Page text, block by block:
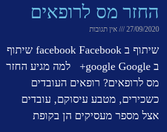
החזר מס לרופאים
27/09/2020 אין תגובות
שיתוף ב facebook Facebook שיתוף
ב google Google+ למה מגיע החזר
מס לרופאים? רופאים העובדים
כשכירים, מטבע עיסוקם, עובדים
אצל מספר מעסיקים הן בקופת